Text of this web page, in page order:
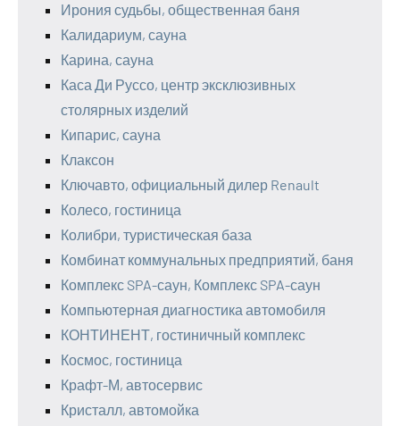
Ирония судьбы, общественная баня
Калидариум, сауна
Карина, сауна
Каса Ди Руссо, центр эксклюзивных
столярных изделий
Кипарис, сауна
Клаксон
Ключавто, официальный дилер Renault
Колесо, гостиница
Колибри, туристическая база
Комбинат коммунальных предприятий, баня
Комплекс SPA-саун, Комплекс SPA-саун
Компьютерная диагностика автомобиля
КОНТИНЕНТ, гостиничный комплекс
Космос, гостиница
Крафт-М, автосервис
Кристалл, автомойка